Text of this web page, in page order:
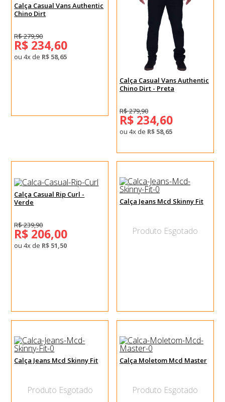
Calça Casual Vans Authentic
Chino Dirt
R$ 279,90
R$ 234,60
ou 4x de R$ 58,65
Calça Casual Vans Authentic
Chino Dirt - Preta
R$ 279,90
R$ 234,60
ou 4x de R$ 58,65
Calça Casual Rip Curl -
Verde
R$ 239,90
R$ 206,00
ou 4x de R$ 51,50
Calça Jeans Mcd Skinny Fit
Produto Esgotado
Calça Jeans Mcd Skinny Fit
Produto Esgotado
Calça Moletom Mcd Master
Produto Esgotado